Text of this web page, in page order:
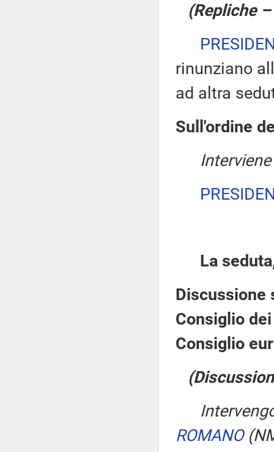
(Repliche
rinunziano
ad altra
Sull'ordine
La
Discussione
Consiglio
Consiglio
ROMANO